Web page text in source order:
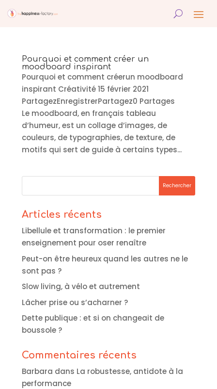
Pourquoi et comment créer un
moodboard inspirant
Pourquoi et comment créerun moodboard
inspirant Créativité 15 février 2021
PartagezEnregistrerPartagez0 Partages
Le moodboard, en français tableau
d’humeur, est un collage d’images, de
couleurs, de typographies, de texture, de
motifs qui sert de guide à certains types...
Articles récents
Libellule et transformation : le premier
enseignement pour oser renaître
Peut-on être heureux quand les autres ne le
sont pas ?
Slow living, à vélo et autrement
Lâcher prise ou s’acharner ?
Dette publique : et si on changeait de
boussole ?
Commentaires récents
Barbara dans La robustesse, antidote à la
performance